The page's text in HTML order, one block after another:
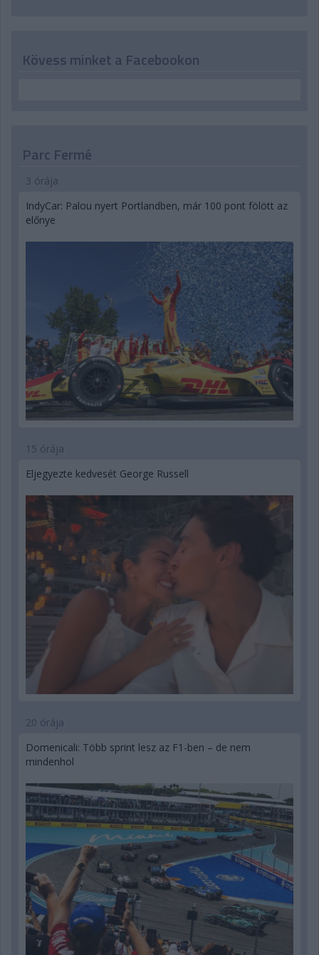
Kövess minket a Facebookon
Parc Fermé
3 órája
IndyCar: Palou nyert Portlandben, már 100 pont fölött az
előnye
15 órája
Eljegyezte kedvesét George Russell
20 órája
Domenicali: Több sprint lesz az F1-ben – de nem
mindenhol